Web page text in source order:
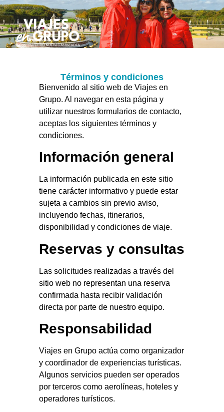
Términos y condiciones
Bienvenido al sitio web de Viajes en
Grupo. Al navegar en esta página y
utilizar nuestros formularios de contacto,
aceptas los siguientes términos y
condiciones.
Información general
La información publicada en este sitio
tiene carácter informativo y puede estar
sujeta a cambios sin previo aviso,
incluyendo fechas, itinerarios,
disponibilidad y condiciones de viaje.
Reservas y consultas
Las solicitudes realizadas a través del
sitio web no representan una reserva
confirmada hasta recibir validación
directa por parte de nuestro equipo.
Responsabilidad
Viajes en Grupo actúa como organizador
y coordinador de experiencias turísticas.
Algunos servicios pueden ser operados
por terceros como aerolíneas, hoteles y
operadores turísticos.